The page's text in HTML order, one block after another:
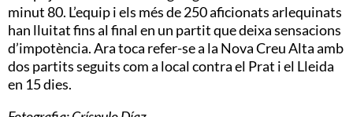
minut 80. L’equip i els més de 250 aficionats arlequinats
han lluitat fins al final en un partit que deixa sensacions
d’impotència. Ara toca refer-se a la Nova Creu Alta amb
dos partits seguits com a local contra el Prat i el Lleida
en 15 dies.